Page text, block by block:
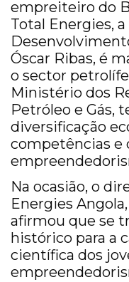
empreiteiro do
Total Energies,
Óscar Ribas, é
o sector
Ministério dos
Petróleo e Gás,
diversificação
competências e
Na ocasião, o
Energies
afirmou que se
histórico para a
científica dos